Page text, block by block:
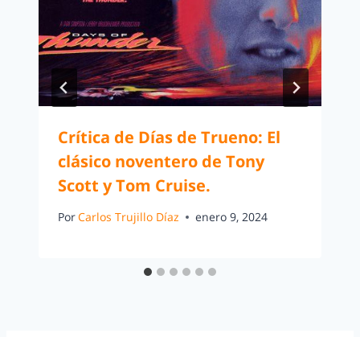
Crítica de Días de Trueno: El
clásico noventero de Tony
Scott y Tom Cruise.
PorCarlos Trujillo Díaz enero 9, 2024